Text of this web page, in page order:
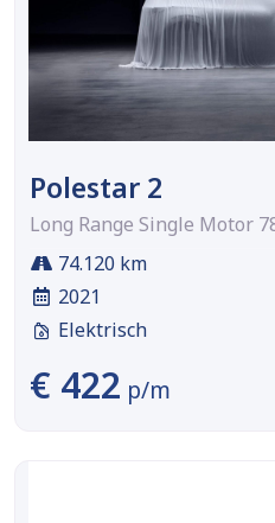
Polestar 2
Long Range Single Motor
74.120 km
2021
Elektrisch
€ 422 p/m